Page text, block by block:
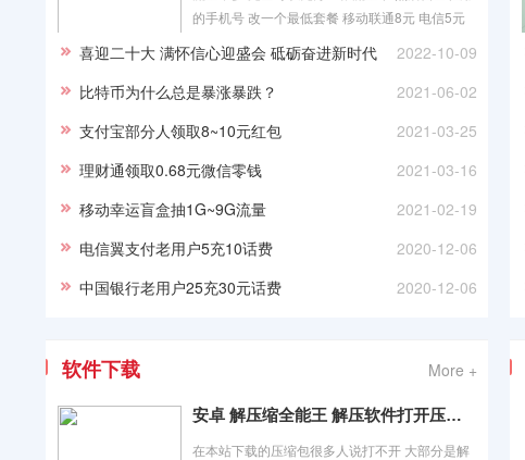
的手机号 改一个最低套餐 移动联通8元 电信5元
2022-10-09
喜迎二十大 满怀信心迎盛会 砥砺奋进新时代
2021-06-02
比特币为什么总是暴涨暴跌？
2021-03-25
支付宝部分人领取8~10元红包
2021-03-16
理财通领取0.68元微信零钱
2021-02-19
移动幸运盲盒抽1G~9G流量
2020-12-06
电信翼支付老用户5充10话费
2020-12-06
中国银行老用户25充30元话费
软件下载 More +
安卓 解压缩全能王 解压软件打开压缩包
在本站下载的压缩包很多人说打不开 大部分是解